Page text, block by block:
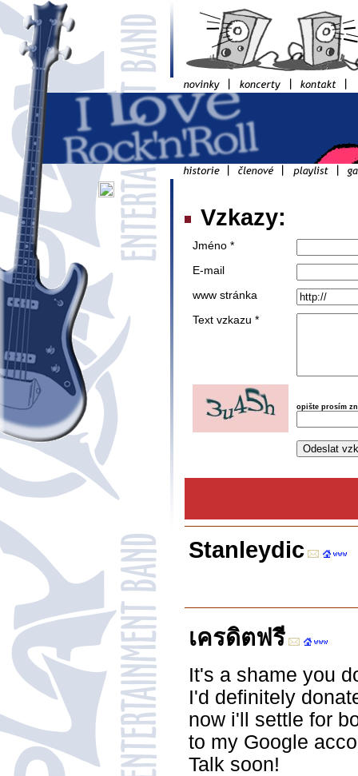
Vzkazy:
Jméno *
E-mail
www stránka
Text vzkazu *
opište prosím
Stanleydic
เครดิตฟรี
It's a shame you
I'd definitely
now i'll settle for
to my Google
Talk soon!